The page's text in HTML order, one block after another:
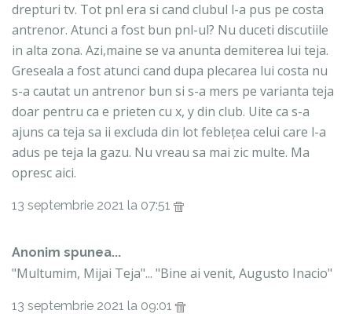
drepturi tv. Tot pnl era si cand clubul l-a pus pe costa
antrenor. Atunci a fost bun pnl-ul? Nu duceti discutiile
in alta zona. Azi,maine se va anunta demiterea lui teja.
Greseala a fost atunci cand dupa plecarea lui costa nu
s-a cautat un antrenor bun si s-a mers pe varianta teja
doar pentru ca e prieten cu x, y din club. Uite ca s-a
ajuns ca teja sa ii excluda din lot feblețea celui care l-a
adus pe teja la gazu. Nu vreau sa mai zic multe. Ma
opresc aici.
13 septembrie 2021 la 07:51
Anonim spunea...
"Multumim, Mijai Teja"... "Bine ai venit, Augusto Inacio"
13 septembrie 2021 la 09:01